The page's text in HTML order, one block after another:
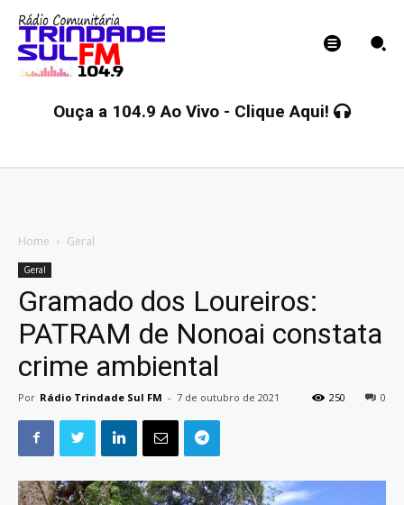
Ouça a 104.9 Ao Vivo - Clique Aqui!
Home Geral
Geral
Gramado dos Loureiros:
PATRAM de Nonoai constata
crime ambiental
Por Rádio Trindade Sul FM - 7 de outubro de 2021 0
250